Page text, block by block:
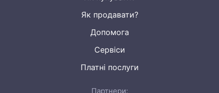
Як продавати?
Допомога
Сервіси
Платні послуги
Партнери: